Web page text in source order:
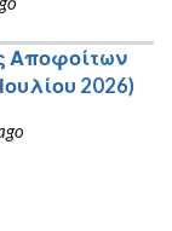
Αποφοίτων
2026)